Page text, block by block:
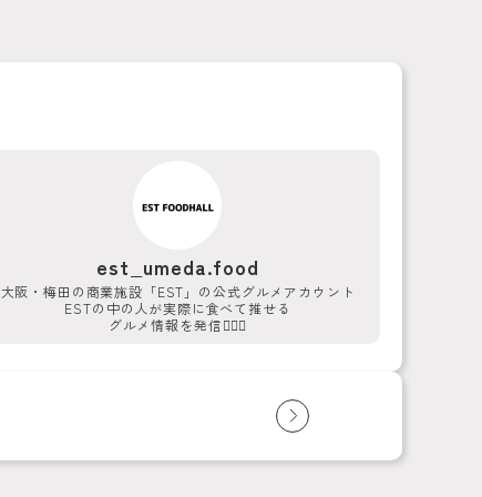
est_umeda.food
大阪・梅田の商業施設「EST」の公式グルメアカウント
ESTの中の人が実際に食べて推せる
グルメ情報を発信💁‍♀️✨